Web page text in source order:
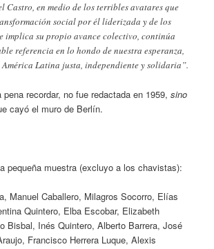
Castro, en medio de los terribles avatares que
social por él liderizada y de los
implica su propio avance colectivo, continúa
referencia en lo hondo de nuestra esperanza,
Latina justa, independiente y solidaria”.
recordar, no fue redactada en 1959,sino
cayó el muro de Berlín.
pequeña muestra (excluyo a los chavistas):
Manuel Caballero, Milagros Socorro, Elías
Quintero, Elba Escobar, Elizabeth
Bisbal, Inés Quintero, Alberto Barrera, José
Francisco Herrera Luque, Alexis